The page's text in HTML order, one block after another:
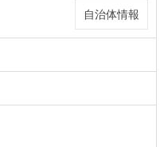
自治体情報